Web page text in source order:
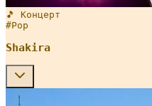
🎵 Концерт
#Pop
Shakira